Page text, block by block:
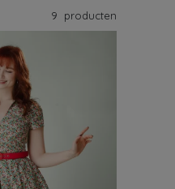
9 producten